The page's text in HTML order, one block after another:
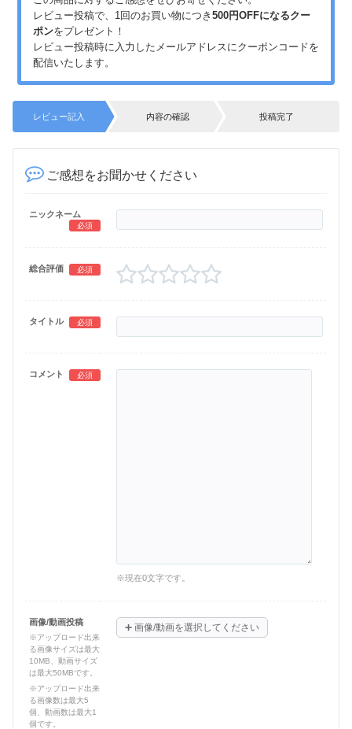
レビュー投稿で、1回のお買い物につき 500円OFFになるクー
ポンをプレゼント！
レビュー投稿時に入力したメールアドレスにクーポンコードを
配信いたします。
レビュー記入 内容の確認 投稿完了
ご感想をお聞かせください
ニックネーム
必須
総合評価 必須
タイトル 必須
コメント 必須
※現在0文字です。
画像/動画投稿
※アップロード出来
る画像サイズは最大
10MB、動画サイズ
は最大50MBです。
※アップロード出来
る画像数は最大5
個、動画数は最大1
個です。
➕ 画像/動画を選択してください